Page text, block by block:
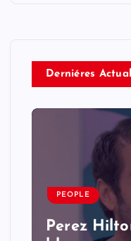
Derniéres
PEOPLE
Perez